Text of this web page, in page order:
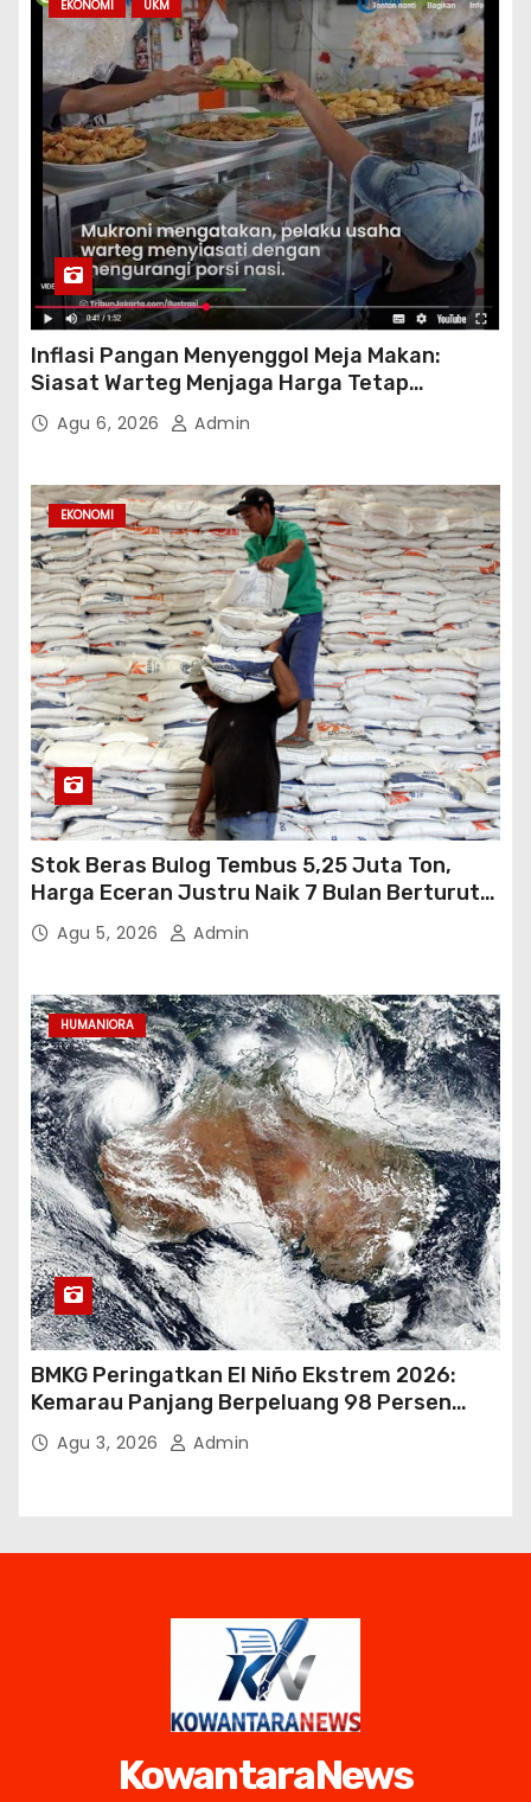
EKONOMI UKM
Inflasi Pangan Menyenggol Meja Makan:
Siasat Warteg Menjaga Harga Tetap
Terjangkau
Agu 6, 2026 Admin
EKONOMI
Stok Beras Bulog Tembus 5,25 Juta Ton,
Harga Eceran Justru Naik 7 Bulan Berturut-
TurutAgu 5, 2026 Admin
HUMANIORA
BMKG Peringatkan El Niño Ekstrem 2026:
Kemarau Panjang Berpeluang 98 Persen
hingga Awal 2027
Agu 3, 2026 Admin
KowantaraNews